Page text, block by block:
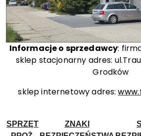
Informacje o sprzedawcy:
sklep stacjonarny adres:
Grodków
sklep internetowy adres:
SPRZĘT
ZNAKI